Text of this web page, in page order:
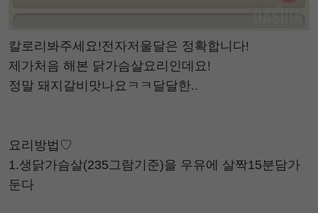
칼로리봐주세요!전자저울달은 정확합니다!
제가처음 해본 닭가슴살요리인데요!
정말 돼지갈비맛나요ㅋㅋ달달한..
요리방법♡
1.생닭가슴살(235그람기준)을 우유에 살짝15분담가
둔다